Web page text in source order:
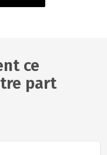
ce
part